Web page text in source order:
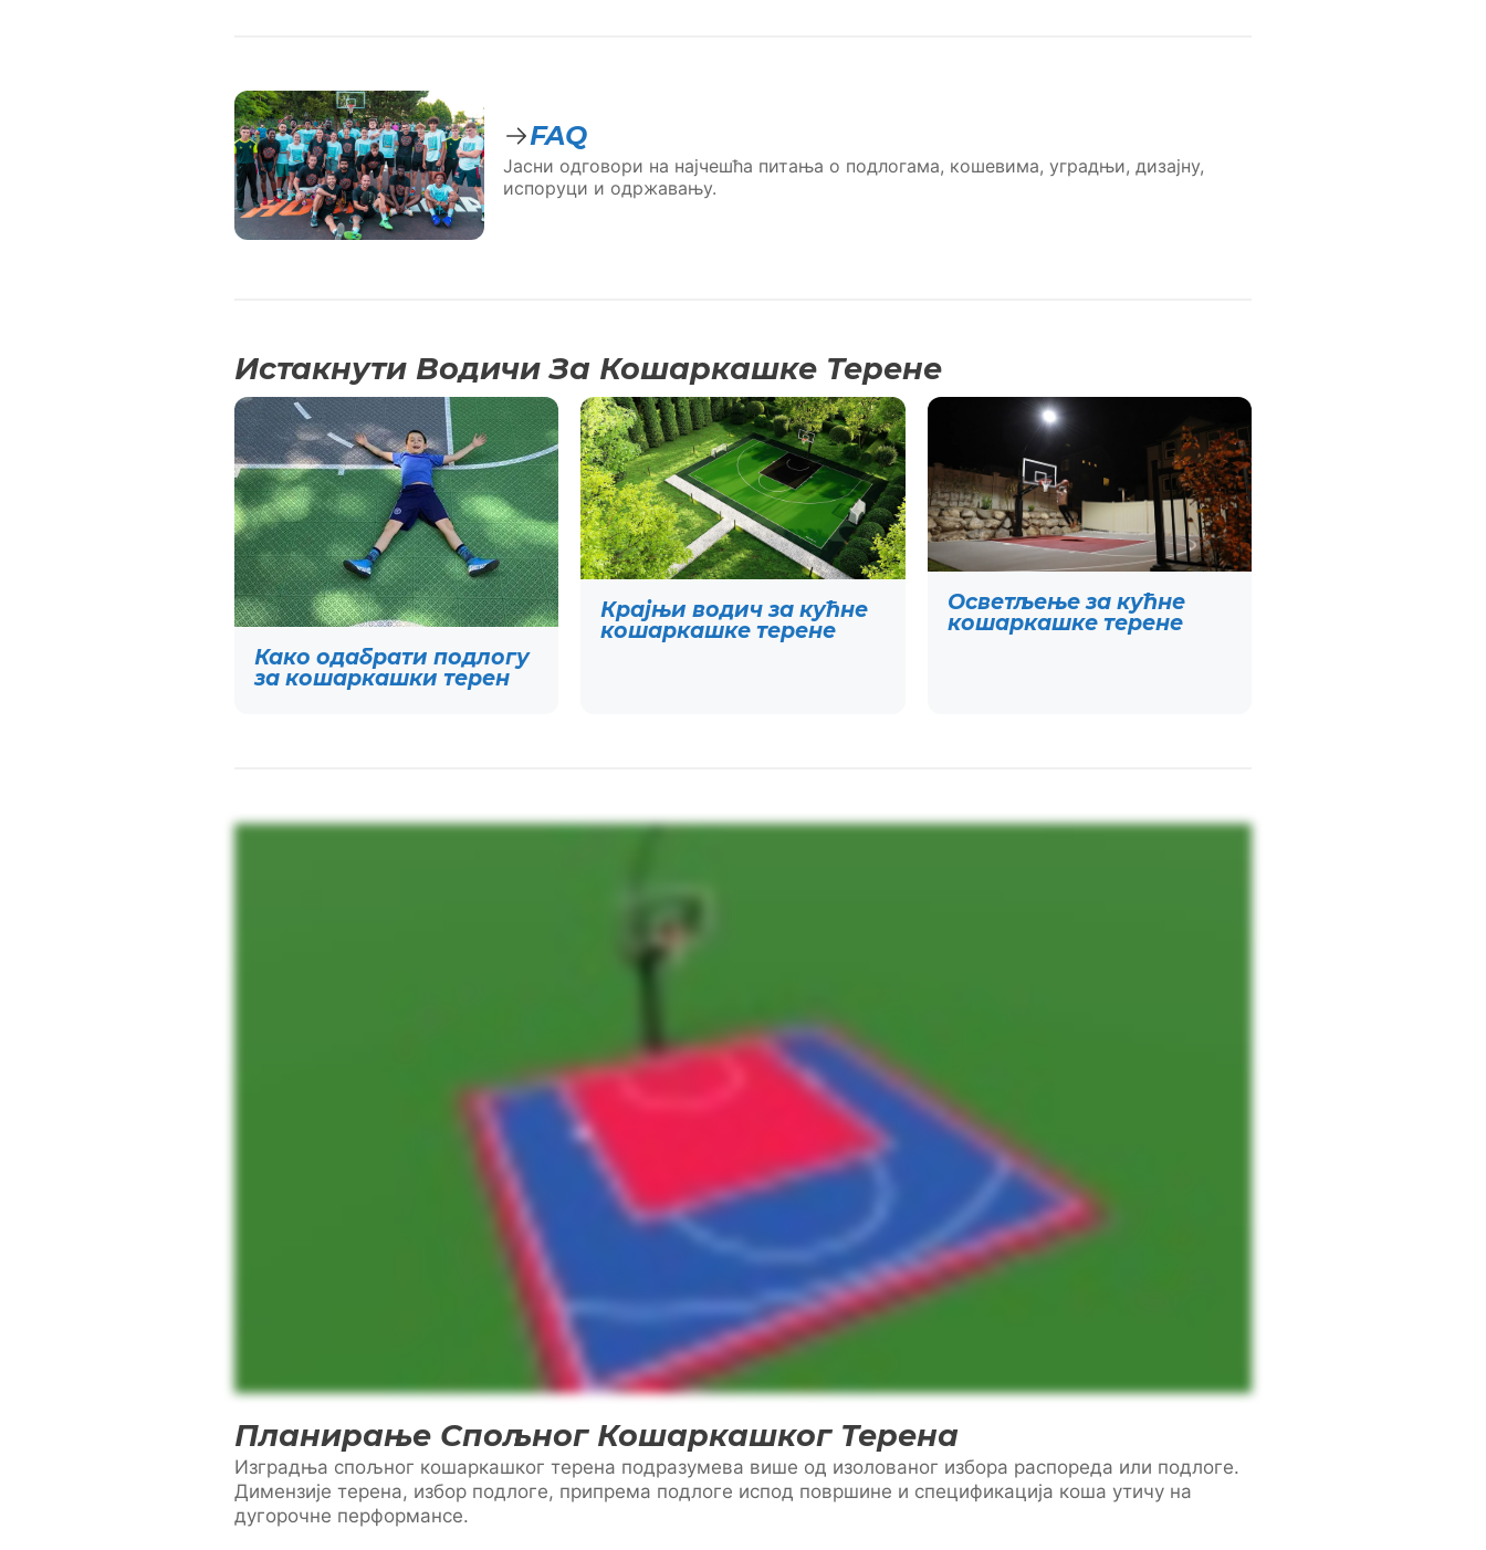
FAQ
Јасни одговори на најчешћа питања о подлогама, кошевима, уградњи, дизајну,
испоруци и одржавању.
Истакнути Водичи За Кошаркашке Терене
Како одабрати подлогу
за кошаркашки терен
Крајњи водич за кућне
кошаркашке терене
Осветљење за кућне
кошаркашке терене
Планирање Спољног Кошаркашког Терена
Изградња спољног кошаркашког терена подразумева више од изолованог избора распореда или подлоге.
Димензије терена, избор подлоге, припрема подлоге испод површине и спецификација коша утичу на
дугорочне перформансе.